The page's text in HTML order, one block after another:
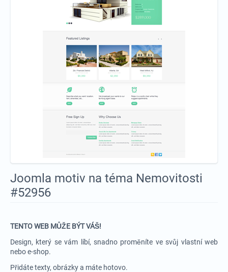
Joomla motiv na téma Nemovitosti
#52956
TENTO WEB MŮŽE BÝT VÁŠ!
Design, který se vám líbí, snadno proměníte ve svůj vlastní web
nebo e-shop.
Přidáte texty, obrázky a máte hotovo.